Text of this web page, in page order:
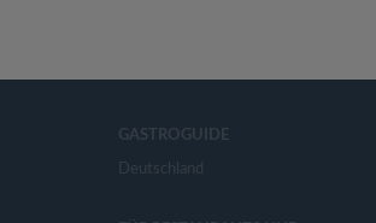
GASTROGUIDE
Deutschland